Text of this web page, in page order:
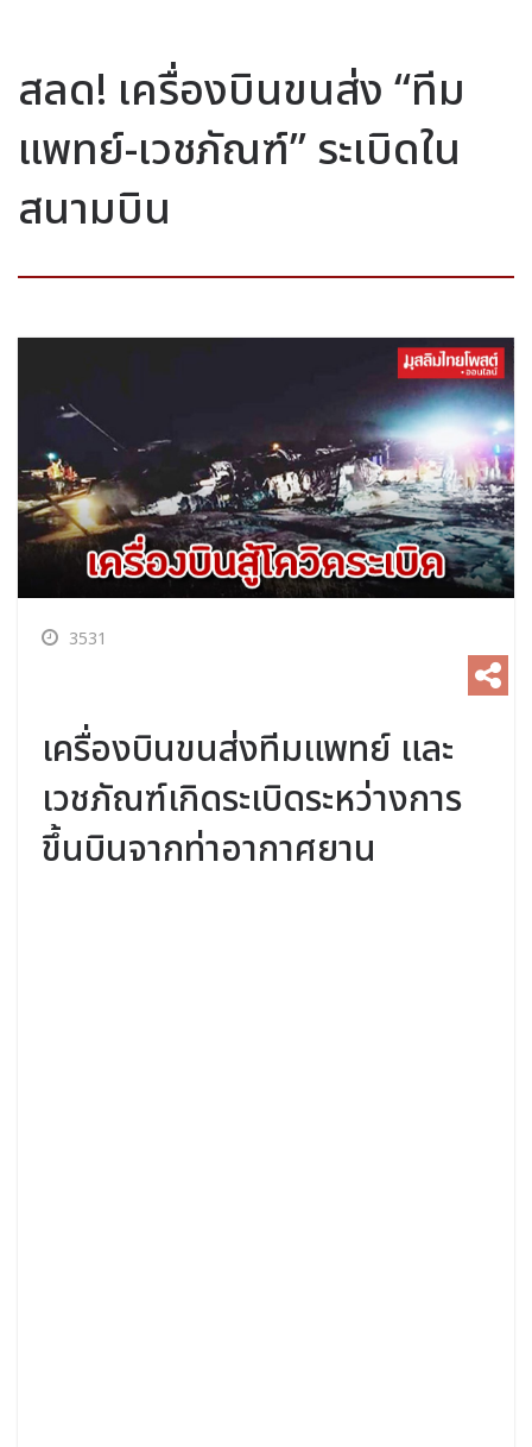
สลด! เครื่องบินขนส่ง “ทีม
แพทย์-เวชภัณฑ์” ระเบิดใน
สนามบิน
3531
เครื่องบินขนส่งทีมแพทย์ และ
เวชภัณฑ์เกิดระเบิดระหว่างการ
ขึ้นบินจากท่าอากาศยาน